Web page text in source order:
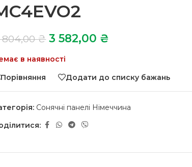
804,00₴ 3 582,00 ₴
в наявності
Порівняння
Додати до списку бажань
Сонячні панелі Німеччина